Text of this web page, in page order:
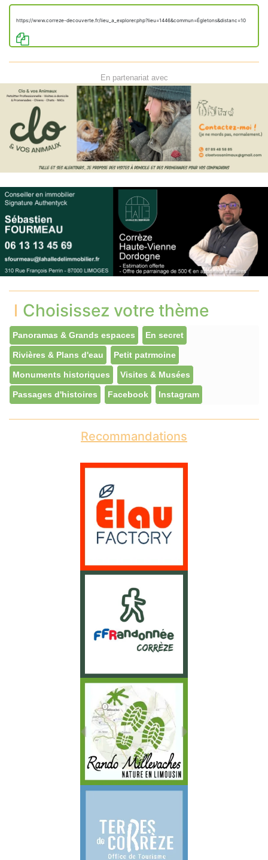
https://www.correze-decouverte.fr/lieu_a_explorer.php?lieu=1446&commun=Égletons&distanc=10
En partenariat avec
Choisissez votre thème
Panoramas & Grands espaces En secret
Rivières & Plans d'eau Petit patrmoine
Monuments historiques Visites & Musées
Passages d'histoires Facebook Instagram
Recommandations